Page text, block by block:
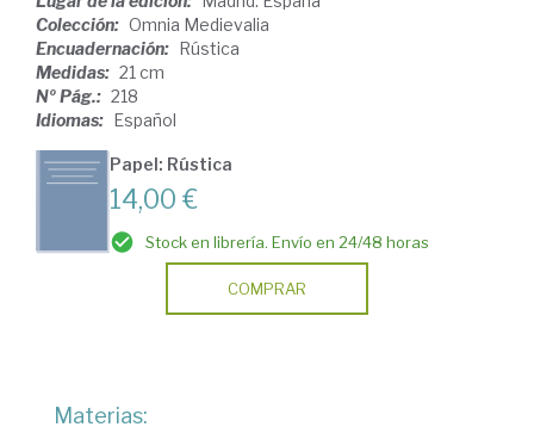
Colección: Omnia Medievalia
Encuadernación: Rústica
Medidas: 21 cm
Nº Pág.: 218
Idiomas: Español
Papel: Rústica
14,00 €
Stock en librería. Envío en 24/48 horas
COMPRAR
Materias: